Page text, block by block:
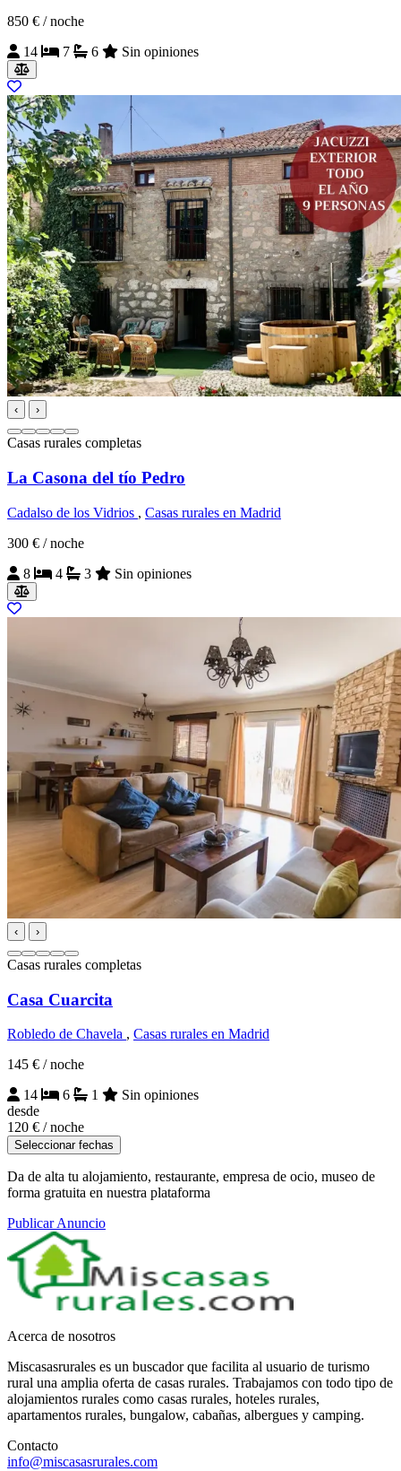
850 € / noche
14
7 6 Sin opiniones
‹ ›
Casas rurales completas
La Casona del tío Pedro
Cadalso de los Vidrios , Casas rurales en Madrid
300 € / noche
8
4 3 Sin opiniones
‹ ›
Casas rurales completas
Casa Cuarcita
Robledo de Chavela , Casas rurales en Madrid
145 € / noche
14
6 1
Sin opiniones
desde
120 € / noche
Seleccionar fechas
Da de alta tu alojamiento, restaurante, empresa de ocio, museo de
forma gratuita en nuestra plataforma
Publicar Anuncio
Acerca de nosotros
Miscasasrurales es un buscador que facilita al usuario de turismo
rural una amplia oferta de casas rurales. Trabajamos con todo tipo de
alojamientos rurales como casas rurales, hoteles rurales,
apartamentos rurales, bungalow, cabañas, albergues y camping.
Contacto
info@miscasasrurales.com